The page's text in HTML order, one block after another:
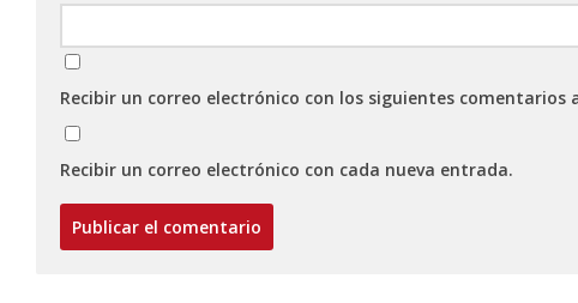
Recibir un correo electrónico con los siguientes comentarios
Recibir un correo electrónico con cada nueva entrada.